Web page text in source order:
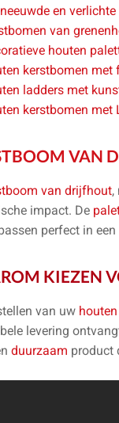
en
van
houten
kerstbomen met
ladders met
kerstbomen met
VAN
van drijfhout,
impact. De
perfect in
KIEZEN
van uw
levering
duurzaam product